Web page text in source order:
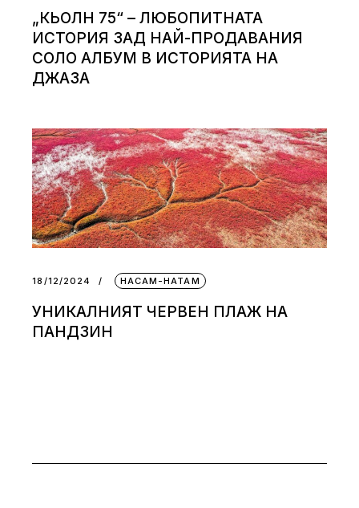
„КЬОЛН 75“ – ЛЮБОПИТНАТА
ИСТОРИЯ ЗАД НАЙ-ПРОДАВАНИЯ
СОЛО АЛБУМ В ИСТОРИЯТА НА
ДЖАЗА
18/12/2024 НАСАМ-НАТАМ
УНИКАЛНИЯТ ЧЕРВЕН ПЛАЖ НА
ПАНДЗИН